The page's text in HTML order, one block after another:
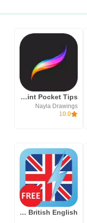
Procreate Paint Pocket Tips
Nayla Drawings
10.0
WordPower Lt British English